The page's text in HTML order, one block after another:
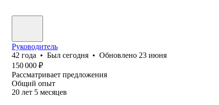
Руководитель
42 года • Был сегодня • Обновлено 23 июня
150 000 ₽
Рассматривает предложения
Общий опыт
20 лет 5 месяцев